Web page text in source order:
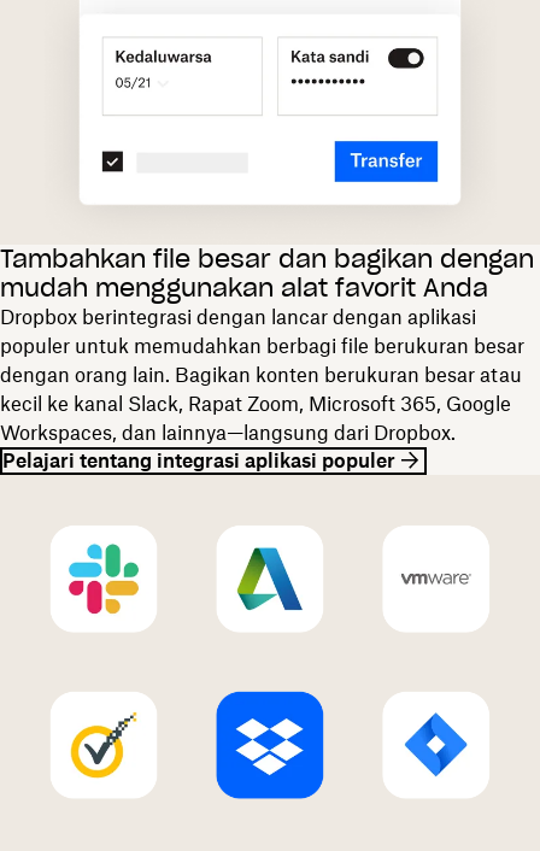
Tambahkan file besar dan bagikan dengan
mudah menggunakan alat favorit Anda
Dropbox berintegrasi dengan lancar dengan aplikasi
populer untuk memudahkan berbagi file berukuran besar
dengan orang lain. Bagikan konten berukuran besar atau
kecil ke kanal Slack, Rapat Zoom, Microsoft 365, Google
Workspaces, dan lainnya—langsung dari Dropbox.
Pelajari tentang integrasi aplikasi populer